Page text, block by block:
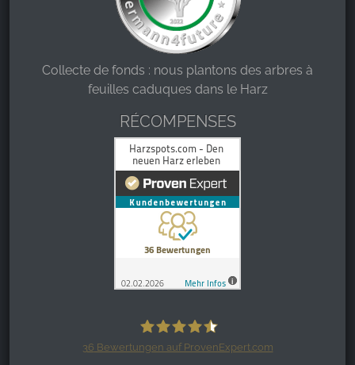
Collecte de fonds : nous plantons des arbres à
feuilles caduques dans le Harz
RÉCOMPENSES
36 Bewertungen auf ProvenExpert.com